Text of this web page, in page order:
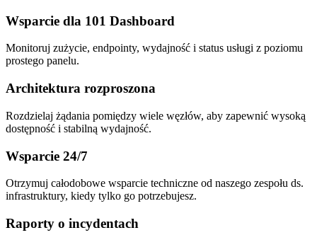
Wsparcie dla 101 Dashboard
Monitoruj zużycie, endpointy, wydajność i status usługi z poziomu
prostego panelu.
Architektura rozproszona
Rozdzielaj żądania pomiędzy wiele węzłów, aby zapewnić wysoką
dostępność i stabilną wydajność.
Wsparcie 24/7
Otrzymuj całodobowe wsparcie techniczne od naszego zespołu ds.
infrastruktury, kiedy tylko go potrzebujesz.
Raporty o incydentach